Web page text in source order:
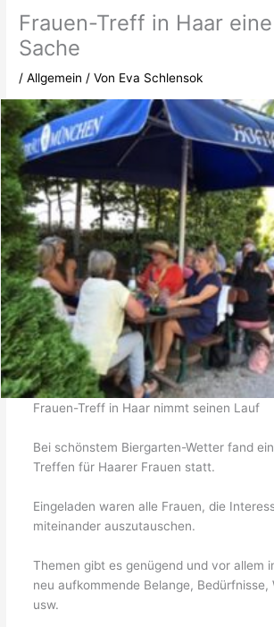
Frauen-Treff in Haar
Sache
/Allgemein / Von Eva Schlensok
Frauen-Treff in Haar nimmt seinen Lauf
Bei schönstem Biergarten-Wetter fand
Treffen für Haarer Frauen statt.
Eingeladen waren alle Frauen, die
miteinander auszutauschen.
Themen gibt es genügend und vor allem
neu aufkommende Belange, Bedürfnisse,
usw.